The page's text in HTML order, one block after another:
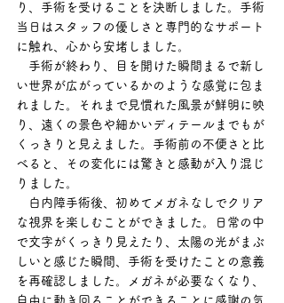
り、手術を受けることを決断しました。手術
当日はスタッフの優しさと専門的なサポート
に触れ、心から安堵しました。
手術が終わり、目を開けた瞬間まるで新し
い世界が広がっているかのような感覚に包ま
れました。それまで見慣れた風景が鮮明に映
り、遠くの景色や細かいディテールまでもが
くっきりと見えました。手術前の不便さと比
べると、その変化には驚きと感動が入り混じ
りました。
白内障手術後、初めてメガネなしでクリア
な視界を楽しむことができました。日常の中
で文字がくっきり見えたり、太陽の光がまぶ
しいと感じた瞬間、手術を受けたことの意義
を再確認しました。メガネが必要なくなり、
自由に動き回ることができることに感謝の気